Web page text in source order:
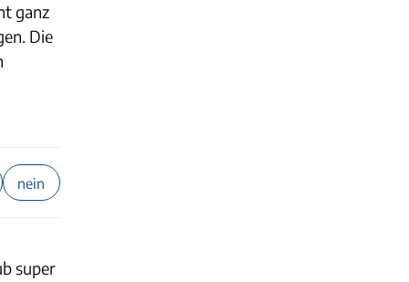
ganz
Die
nein
super